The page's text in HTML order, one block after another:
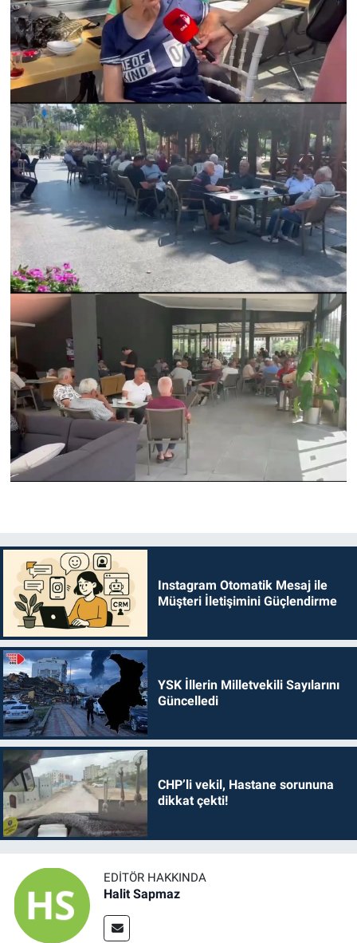
Instagram Otomatik Mesaj ile
Müşteri İletişimini Güçlendirme
YSK İllerin Milletvekili Sayılarını
Güncelledi
CHP’li vekil, Hastane sorununa
dikkat çekti!
EDITÖR HAKKINDA
Halit Sapmaz